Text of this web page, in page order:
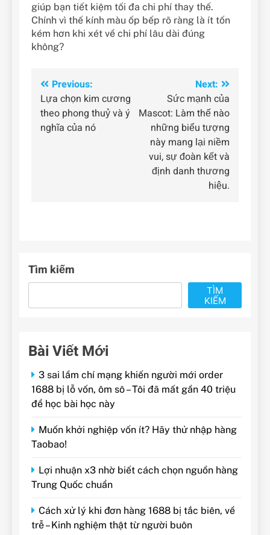
giúp bạn tiết kiệm tối đa chi phí thay thế.
Chính vì thế kính màu ốp bếp rõ ràng là ít tốn
kém hơn khi xét về chi phí lâu dài đúng
không?
Điều
hướng
bài
Previous:
Lựa chọn kim cương
theo phong thuỷ và ý
nghĩa của nó
Next:
Sức mạnh của
Mascot: Làm thế nào
những biểu tượng
này mang lại niềm
vui, sự đoàn kết và
định danh thương
hiệu.
Tìm kiếm
TÌM
KIẾM
Bài Viết Mới
3 sai lầm chí mạng khiến người mới order
1688 bị lỗ vốn, ôm sô – Tôi đã mất gần 40 triệu
để học bài học này
Muốn khởi nghiệp vốn ít? Hãy thử nhập hàng
Taobao!
Lợi nhuận x3 nhờ biết cách chọn nguồn hàng
Trung Quốc chuẩn
Cách xử lý khi đơn hàng 1688 bị tắc biên, về
trễ – Kinh nghiệm thật từ người buôn